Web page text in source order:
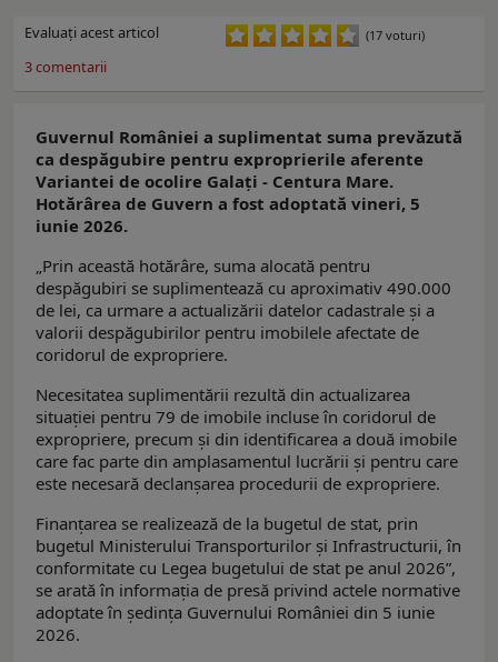
Evaluaţi acest articol (17 voturi)
3comentarii
Guvernul României a suplimentat suma prevăzută
ca despăgubire pentru exproprierile aferente
Variantei de ocolire Galaţi - Centura Mare.
Hotărârea de Guvern a fost adoptată vineri, 5
iunie 2026.
„Prin această hotărâre, suma alocată pentru
despăgubiri se suplimentează cu aproximativ 490.000
de lei, ca urmare a actualizării datelor cadastrale și a
valorii despăgubirilor pentru imobilele afectate de
coridorul de expropriere.
Necesitatea suplimentării rezultă din actualizarea
situației pentru 79 de imobile incluse în coridorul de
expropriere, precum și din identificarea a două imobile
care fac parte din amplasamentul lucrării și pentru care
este necesară declanșarea procedurii de expropriere.
Finanțarea se realizează de la bugetul de stat, prin
bugetul Ministerului Transporturilor și Infrastructurii, în
conformitate cu Legea bugetului de stat pe anul 2026”,
se arată în informaţia de presă privind actele normative
adoptate în ședința Guvernului României din 5 iunie
2026.